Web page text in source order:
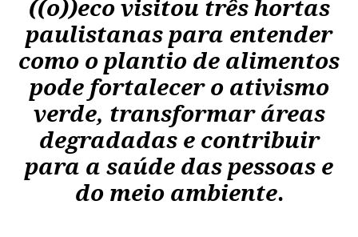
((o))eco visitou três hortas
paulistanas para entender
como o plantio de alimentos
pode fortalecer o ativismo
verde, transformar áreas
degradadas e contribuir
para a saúde das pessoas e
do meio ambiente.